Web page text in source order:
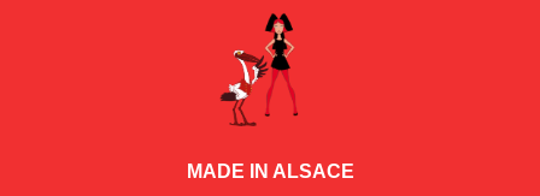
MADE IN ALSACE